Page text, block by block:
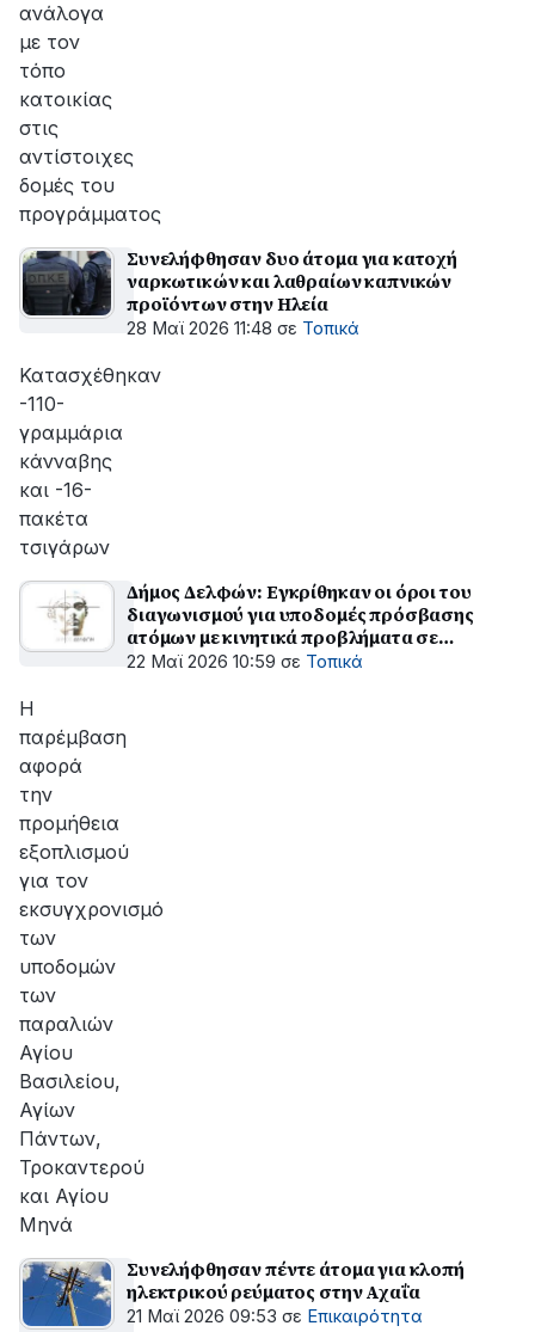
ανάλογα
με τον
τόπο
κατοικίας
στις
αντίστοιχες
δομές του
προγράμματος
Συνελήφθησαν δυο άτομα για κατοχή
ναρκωτικών και λαθραίων καπνικών
προϊόντων στην Ηλεία
28 Μαϊ 2026 11:48 σε Τοπικά
Κατασχέθηκαν
-110-
γραμμάρια
κάνναβης
και -16-
πακέτα
τσιγάρων
Δήμος Δελφών: Εγκρίθηκαν οι όροι του
διαγωνισμού για υποδομές πρόσβασης
ατόμων με κινητικά προβλήματα σε
τέσσερις ακόμα παραλίες
22 Μαϊ 2026 10:59 σε Τοπικά
Η
παρέμβαση
αφορά
την
προμήθεια
εξοπλισμού
για τον
εκσυγχρονισμό
των
υποδομών
των
παραλιών
Αγίου
Βασιλείου,
Αγίων
Πάντων,
Τροκαντερού
και Αγίου
Μηνά
Συνελήφθησαν πέντε άτομα για κλοπή
ηλεκτρικού ρεύματος στην Αχαΐα
21 Μαϊ 2026 09:53 σε Επικαιρότητα